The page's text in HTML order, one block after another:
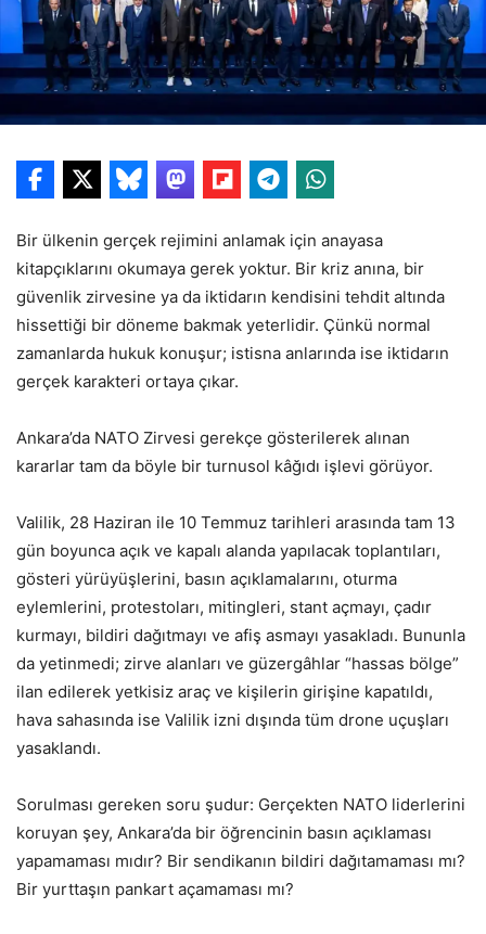
Bir ülkenin gerçek rejimini anlamak için anayasa
kitapçıklarını okumaya gerek yoktur. Bir kriz anına, bir
güvenlik zirvesine ya da iktidarın kendisini tehdit altında
hissettiği bir döneme bakmak yeterlidir. Çünkü normal
zamanlarda hukuk konuşur; istisna anlarında ise iktidarın
gerçek karakteri ortaya çıkar.
Ankara’da NATO Zirvesi gerekçe gösterilerek alınan
kararlar tam da böyle bir turnusol kâğıdı işlevi görüyor.
Valilik, 28 Haziran ile 10 Temmuz tarihleri arasında tam 13
gün boyunca açık ve kapalı alanda yapılacak toplantıları,
gösteri yürüyüşlerini, basın açıklamalarını, oturma
eylemlerini, protestoları, mitingleri, stant açmayı, çadır
kurmayı, bildiri dağıtmayı ve afiş asmayı yasakladı. Bununla
da yetinmedi; zirve alanları ve güzergâhlar “hassas bölge”
ilan edilerek yetkisiz araç ve kişilerin girişine kapatıldı,
hava sahasında ise Valilik izni dışında tüm drone uçuşları
yasaklandı.
Sorulması gereken soru şudur: Gerçekten NATO liderlerini
koruyan şey, Ankara’da bir öğrencinin basın açıklaması
yapamaması mıdır? Bir sendikanın bildiri dağıtamaması mı?
Bir yurttaşın pankart açamaması mı?